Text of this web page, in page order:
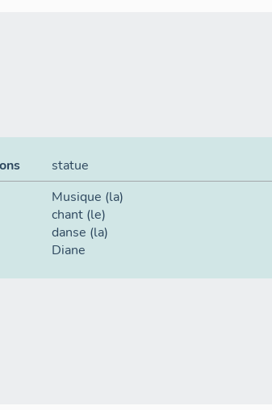
statue
Musique (la)
chant (le)
danse (la)
Diane